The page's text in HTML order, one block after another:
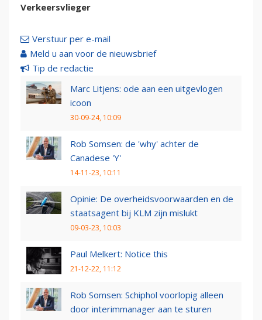
Verkeersvlieger
Verstuur per e-mail
Meld u aan voor de nieuwsbrief
Tip de redactie
Marc Litjens: ode aan een uitgevlogen
icoon
30-09-24, 10:09
Rob Somsen: de 'why' achter de
Canadese 'Y'
14-11-23, 10:11
Opinie: De overheidsvoorwaarden en de
staatsagent bij KLM zijn mislukt
09-03-23, 10:03
Paul Melkert: Notice this
21-12-22, 11:12
Rob Somsen: Schiphol voorlopig alleen
door interimmanager aan te sturen